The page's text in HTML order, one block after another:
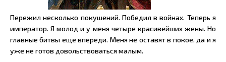
Пережил несколько покушений. Победил в войнах. Теперь я
император. Я молод и у меня четыре красивейших жены. Но
главные битвы еще впереди. Меня не оставят в покое, да и я
уже не готов довольствоваться малым.